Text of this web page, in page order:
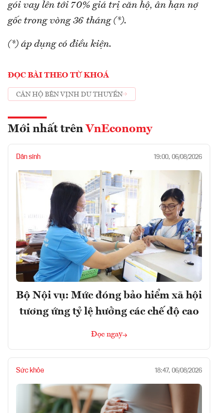
gói vay lên tới 70% giá trị căn hộ, ân hạn nợ
gốc trong vòng 36 tháng (*).
(*) áp dụng có điều kiện.
ĐỌC BÀI THEO TỪ KHOÁ
CĂN HỘ BÊN VỊNH DU THUYỀN
Mới nhất trên VnEconomy
Dân sinh 19:00, 06/08/2026
Bộ Nội vụ: Mức đóng bảo hiểm xã hội
tương ứng tỷ lệ hưởng các chế độ cao
Đọc ngay
Sức khỏe 18:47, 06/08/2026